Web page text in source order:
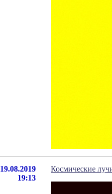
19.08.2019
19:13
Космические